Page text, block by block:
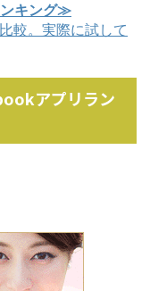
キング≫
較。実際に試して
アプリラン